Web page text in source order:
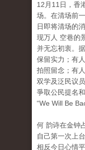
12月11日，香
场。在清场前
日即将清场的
现万人 空巷的
并无忘初衷。
保留实力；有
拍照留念；有
双学及泛民议
爭取公民提名
“We Will Be
何 韵诗在金钟
自己第一次上
相反今日心情